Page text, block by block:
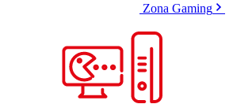
Zona Gaming